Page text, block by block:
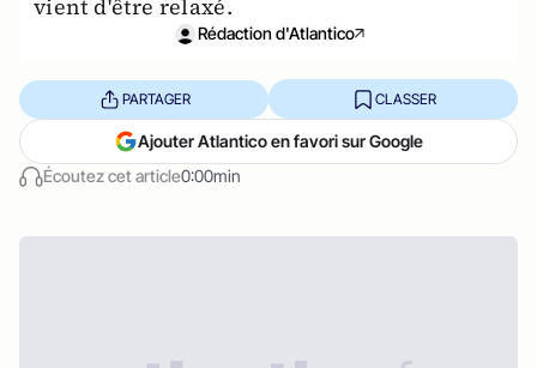
vient d'être relaxé.
Rédaction d'Atlantico
Écoutez cet article0:00min
PARTAGER CLASSER
Ajouter Atlantico en favori sur Google